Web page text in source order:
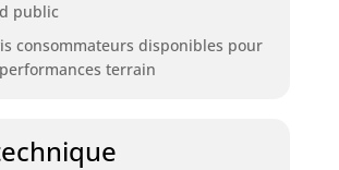
public
consommateurs disponibles pour
terrain